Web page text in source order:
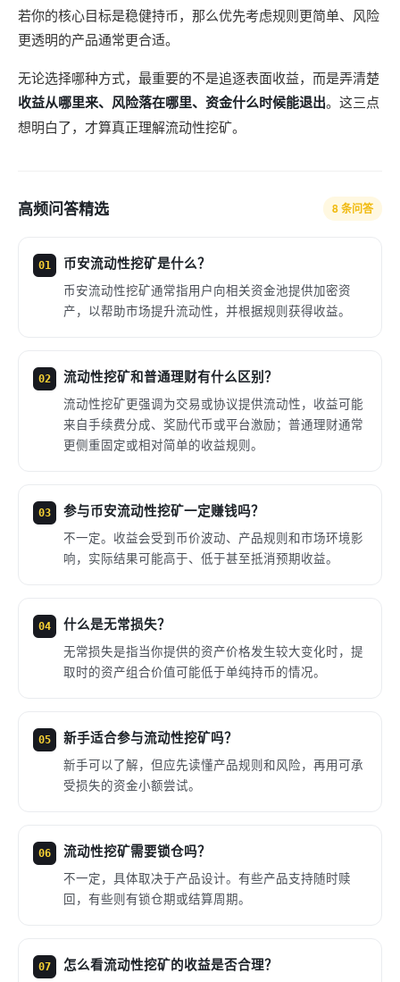
若你的核心目标是稳健持币，那么优先考虑规则更简单、风险
更透明的产品通常更合适。
无论选择哪种方式，最重要的不是追逐表面收益，而是弄清楚
收益从哪里来、风险落在哪里、资金什么时候能退出。这三点
想明白了，才算真正理解流动性挖矿。
高频问答精选 8 条问答
01 币安流动性挖矿是什么？
币安流动性挖矿通常指用户向相关资金池提供加密资
产，以帮助市场提升流动性，并根据规则获得收益。
02 流动性挖矿和普通理财有什么区别？
流动性挖矿更强调为交易或协议提供流动性，收益可能
来自手续费分成、奖励代币或平台激励；普通理财通常
更侧重固定或相对简单的收益规则。
03 参与币安流动性挖矿一定赚钱吗？
不一定。收益会受到币价波动、产品规则和市场环境影
响，实际结果可能高于、低于甚至抵消预期收益。
04 什么是无常损失？
无常损失是指当你提供的资产价格发生较大变化时，提
取时的资产组合价值可能低于单纯持币的情况。
05 新手适合参与流动性挖矿吗？
新手可以了解，但应先读懂产品规则和风险，再用可承
受损失的资金小额尝试。
06 流动性挖矿需要锁仓吗？
不一定，具体取决于产品设计。有些产品支持随时赎
回，有些则有锁仓期或结算周期。
07 怎么看流动性挖矿的收益是否合理？